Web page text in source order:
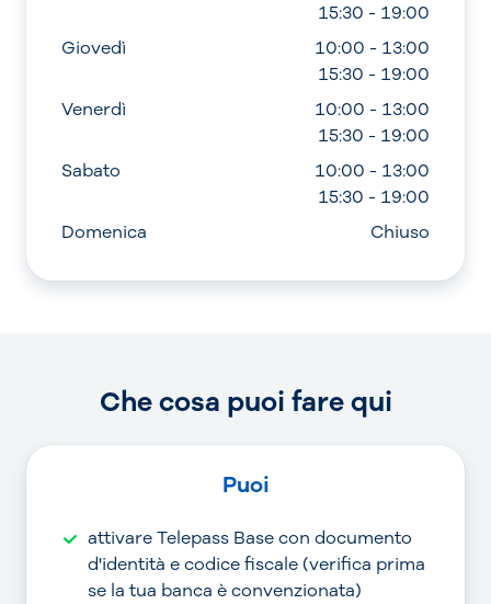
15:30 - 19:00
Giovedì
10:00 - 13:00
15:30 - 19:00
Venerdì
10:00 - 13:00
15:30 - 19:00
Sabato
10:00 - 13:00
15:30 - 19:00
Domenica
Chiuso
Che cosa puoi fare qui
Puoi
attivare Telepass Base con documento
d'identità e codice fiscale (verifica prima
se la tua banca è convenzionata)